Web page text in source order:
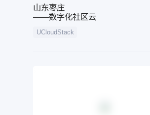
山东枣庄
——数字化社区云
UCloudStack